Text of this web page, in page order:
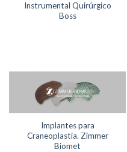
Instrumental Quirúrgico
Boss
Implantes para
Craneoplastia. Zimmer
Biomet